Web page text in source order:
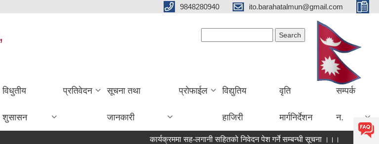
9848280940 ito.barahatalmun@gmail.com
विधुतीय
शुसासन
प्रतिवेदन सूचना तथा
जानकारी
प्रोफाईल विद्युतिय
हाजिरी
वृति
मार्गनिर्देशन
सम्पर्क
न.
कार्यक्रममा सह-लगानी सहितको निवेदन पेश गर्ने सम्बन्धी सूचना ।।। आ.ब.